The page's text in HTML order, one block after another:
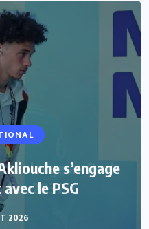
s’engage
le PSG
2026